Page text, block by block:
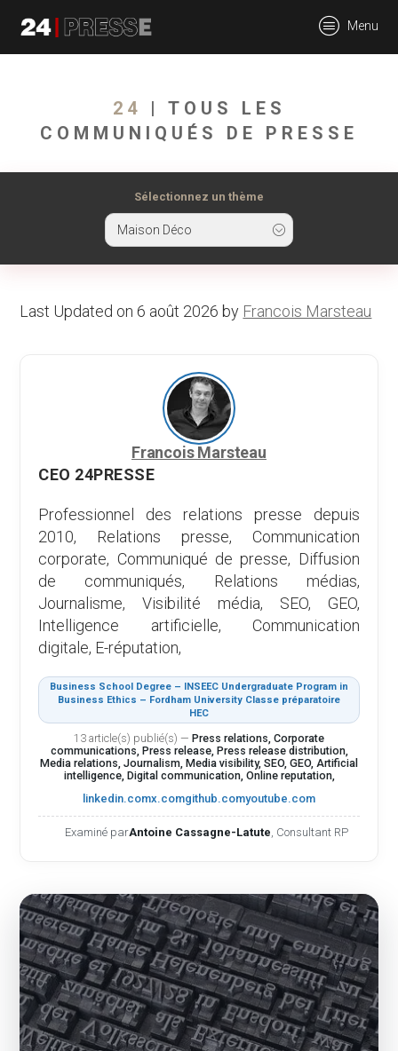
presse
Menu
24
| TOUS LES
COMMUNIQUÉS DE PRESSE
Sélectionnez un thème
Maison Déco
Last Updated on 6 août 2026 by Francois Marsteau
Francois Marsteau
CEO 24PRESSE
Professionnel des relations presse depuis
2010, Relations presse, Communication
corporate, Communiqué de presse, Diffusion
de communiqués, Relations médias,
Journalisme, Visibilité média, SEO, GEO,
Intelligence artificielle, Communication
digitale, E-réputation,
Business School Degree – INSEEC Undergraduate Program in
Business Ethics – Fordham University Classe préparatoire
HEC
13 article(s) publié(s) — Press relations, Corporate
communications, Press release, Press release distribution,
Media relations, Journalism, Media visibility, SEO, GEO, Artificial
intelligence, Digital communication, Online reputation,
linkedin.comx.comgithub.comyoutube.com
Examiné parAntoine Cassagne-Latute, Consultant RP